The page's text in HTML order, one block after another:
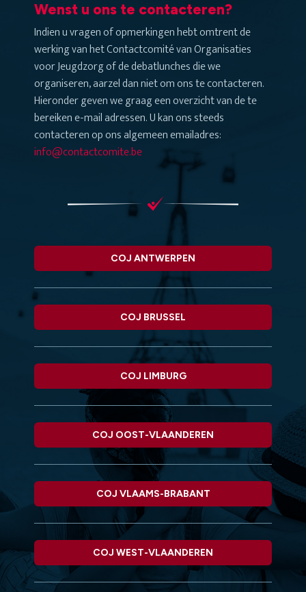
Wenst u ons te contacteren?
Indien u vragen of opmerkingen hebt omtrent de
werking van het Contactcomité van Organisaties
voor Jeugdzorg of de debatlunches die we
organiseren, aarzel dan niet om ons te contacteren.
Hieronder geven we graag een overzicht van de te
bereiken e-mail adressen. U kan ons steeds
contacteren op ons algemeen emailadres:
info@contactcomite.be
COJ ANTWERPEN
COJ BRUSSEL
COJ LIMBURG
COJ OOST-VLAANDEREN
COJ VLAAMS-BRABANT
COJ WEST-VLAANDEREN